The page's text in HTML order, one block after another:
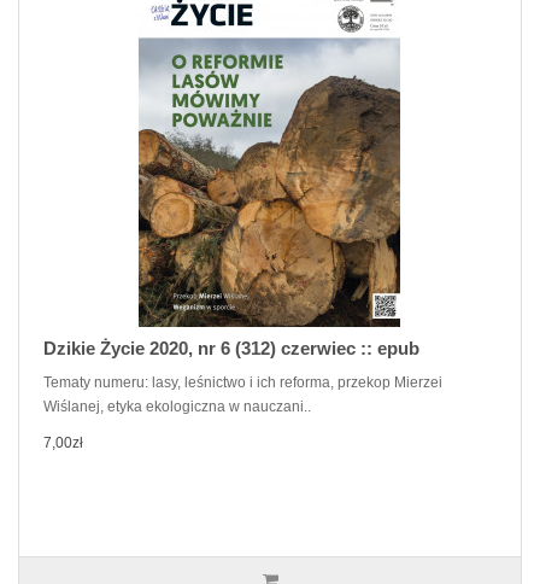
Dzikie Życie 2020, nr 6 (312) czerwiec :: epub
Tematy numeru: lasy, leśnictwo i ich reforma, przekop Mierzei
Wiślanej, etyka ekologiczna w nauczani..
7,00zł